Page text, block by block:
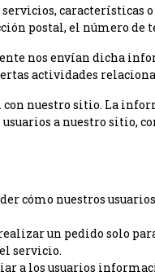
características
postal, el número
nos envían dicha
actividades
nuestro sitio. La
a nuestro sitio,
cómo nuestros
un pedido solo
servicio.
a los usuarios